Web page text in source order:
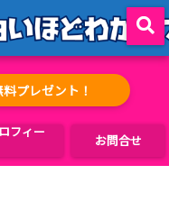
プレゼント！
フィー
お問合せ